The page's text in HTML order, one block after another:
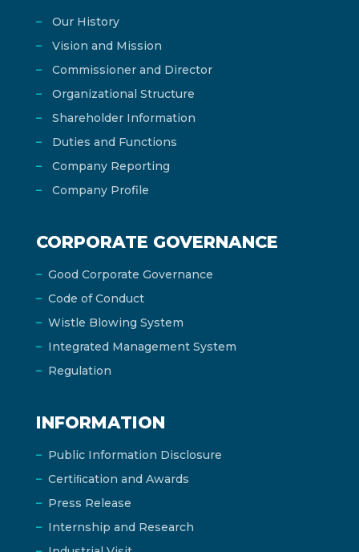
Our History
Vision and Mission
Commissioner and Director
Organizational Structure
Shareholder Information
Duties and Functions
Company Reporting
Company Profile
CORPORATE GOVERNANCE
Good Corporate Governance
Code of Conduct
Wistle Blowing System
Integrated Management System
Regulation
INFORMATION
Public Information Disclosure
Certiﬁcation and Awards
Press Release
Internship and Research